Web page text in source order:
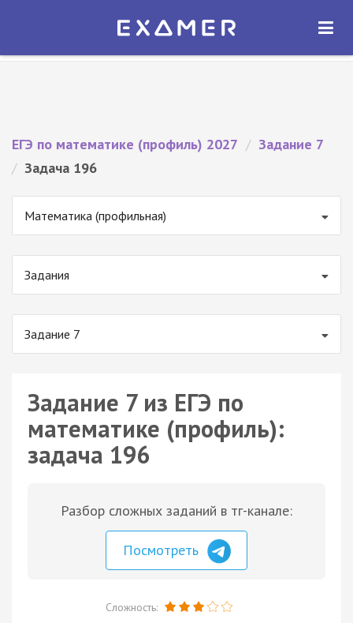
Экзамер — ЕГЭ 2027
ОТКРЫТЬ
ЕГЭ по математике (профиль) 2027 / Задание 7
/ Задача 196
Математика (профильная)
Задания
Задание 7
Задание 7 из ЕГЭ по
математике (профиль):
задача 196
Разбор сложных заданий в тг-канале:
Посмотреть
Сложность: